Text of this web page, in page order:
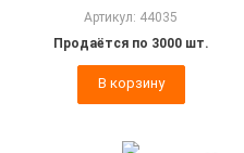
Артикул: 44035
Продаётся по 3000 шт.
В корзину